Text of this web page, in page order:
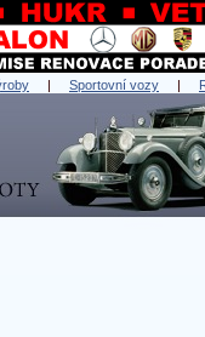
| Sportovní vozy |